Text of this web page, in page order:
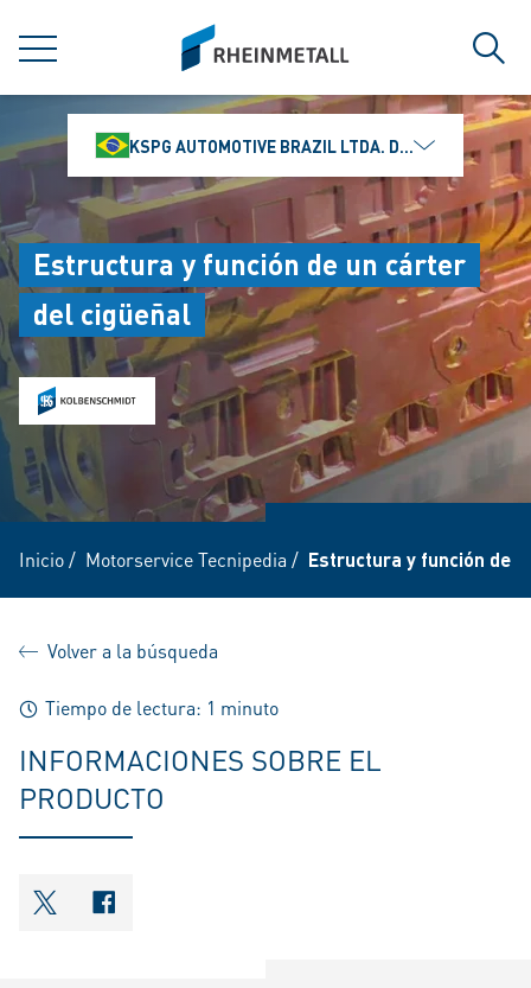
MENÚ
siteLogo
KSPG AUTOMOTIVE BRAZIL LTDA. DIVISÃO MS
Estructura y función de un cárter
del cigüeñal
Inicio/ Motorservice Tecnipedia / Estructura y función de
Volver a la búsqueda
Tiempo de lectura: 1 minuto
INFORMACIONES SOBRE EL
PRODUCTO
shareOntwitter
shareOnfacebook